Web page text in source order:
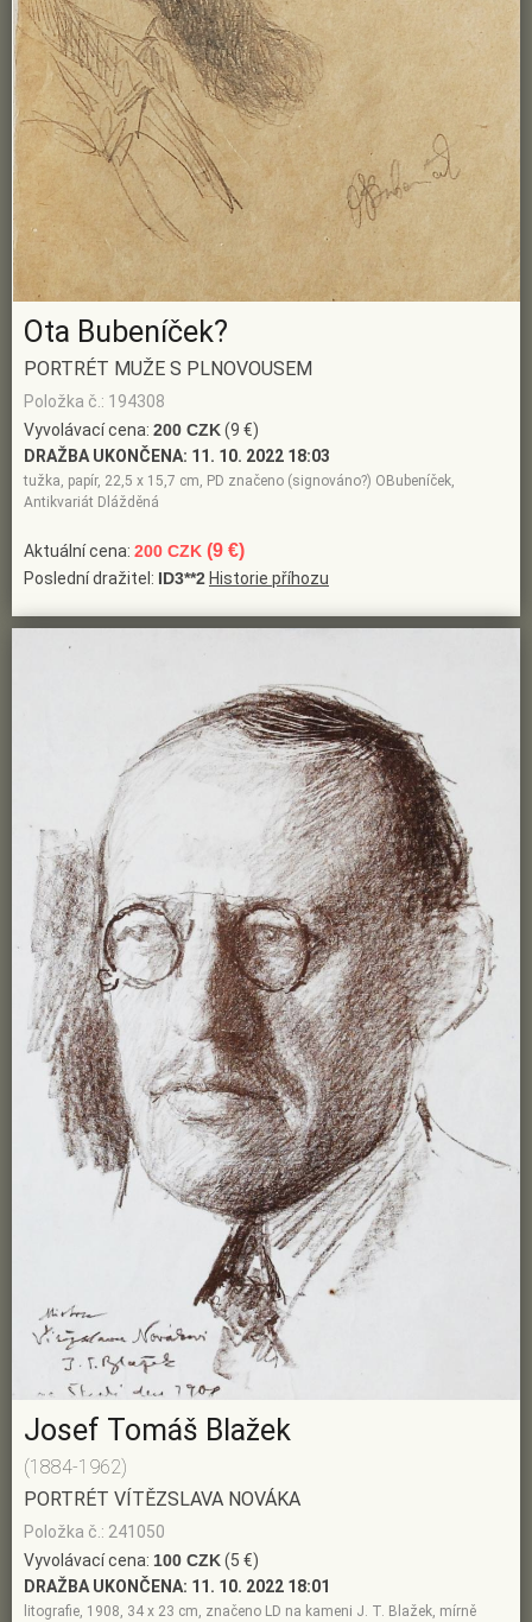
Ota Bubeníček?
PORTRÉT MUŽE S PLNOVOUSEM
Položka č.: 194308
Vyvolávací cena: 200 CZK(9 €)
DRAŽBA UKONČENA: 11. 10. 2022 18:03
tužka, papír, 22,5 x 15,7 cm, PD značeno (signováno?) OBubeníček,
Antikvariát Dlážděná
Aktuální cena: 200 CZK (9 €)
Poslední dražitel: ID3**2 Historie příhozu
Josef Tomáš Blažek
(1884-1962)
PORTRÉT VÍTĚZSLAVA NOVÁKA
Položka č.: 241050
Vyvolávací cena: 100 CZK(5 €)
DRAŽBA UKONČENA: 11. 10. 2022 18:01
litografie, 1908, 34 x 23 cm, značeno LD na kameni J. T. Blažek, mírně